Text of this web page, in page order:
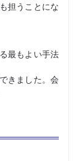
担うことにな
最もよい手法
きました。会